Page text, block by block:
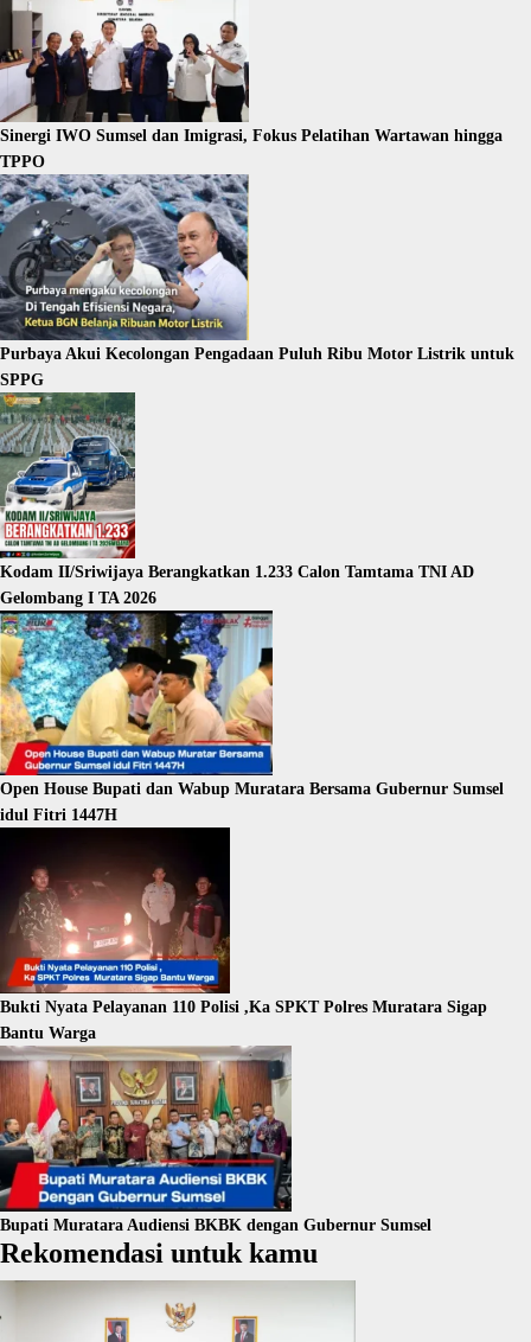
Sinergi IWO Sumsel dan Imigrasi, Fokus Pelatihan Wartawan hingga
TPPO
Purbaya Akui Kecolongan Pengadaan Puluh Ribu Motor Listrik untuk
SPPG
Kodam II/Sriwijaya Berangkatkan 1.233 Calon Tamtama TNI AD
Gelombang I TA 2026
Open House Bupati dan Wabup Muratara Bersama Gubernur Sumsel
idul Fitri 1447H
Bukti Nyata Pelayanan 110 Polisi ,Ka SPKT Polres Muratara Sigap
Bantu Warga
Bupati Muratara Audiensi BKBK dengan Gubernur Sumsel
Rekomendasi untuk kamu